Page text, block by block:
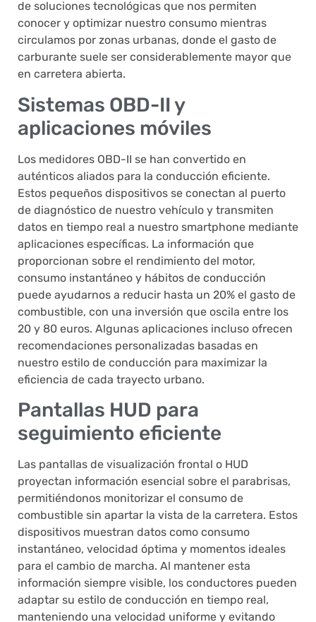
de soluciones tecnológicas que nos permiten
conocer y optimizar nuestro consumo mientras
circulamos por zonas urbanas, donde el gasto de
carburante suele ser considerablemente mayor que
en carretera abierta.
Sistemas OBD-II y
aplicaciones móviles
Los medidores OBD-II se han convertido en
auténticos aliados para la conducción eficiente.
Estos pequeños dispositivos se conectan al puerto
de diagnóstico de nuestro vehículo y transmiten
datos en tiempo real a nuestro smartphone mediante
aplicaciones específicas. La información que
proporcionan sobre el rendimiento del motor,
consumo instantáneo y hábitos de conducción
puede ayudarnos a reducir hasta un 20% el gasto de
combustible, con una inversión que oscila entre los
20 y 80 euros. Algunas aplicaciones incluso ofrecen
recomendaciones personalizadas basadas en
nuestro estilo de conducción para maximizar la
eficiencia de cada trayecto urbano.
Pantallas HUD para
seguimiento eficiente
Las pantallas de visualización frontal o HUD
proyectan información esencial sobre el parabrisas,
permitiéndonos monitorizar el consumo de
combustible sin apartar la vista de la carretera. Estos
dispositivos muestran datos como consumo
instantáneo, velocidad óptima y momentos ideales
para el cambio de marcha. Al mantener esta
información siempre visible, los conductores pueden
adaptar su estilo de conducción en tiempo real,
manteniendo una velocidad uniforme y evitando